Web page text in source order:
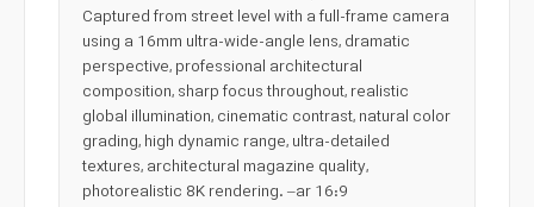
Captured from street level with a full-frame camera
using a 16mm ultra-wide-angle lens, dramatic
perspective, professional architectural
composition, sharp focus throughout, realistic
global illumination, cinematic contrast, natural color
grading, high dynamic range, ultra-detailed
textures, architectural magazine quality,
photorealistic 8K rendering. –ar 16:9